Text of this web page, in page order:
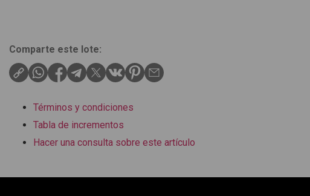
Comparte este lote:
Términos y condiciones
Tabla de incrementos
Hacer una consulta sobre este artículo